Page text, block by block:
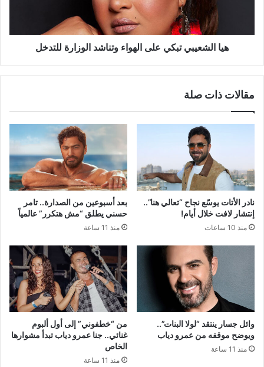
هيا الشعيبي تبكي على الهواء وتناشد الوزارة للتدخل
مقالات ذات صلة
نادر الأتات يوسّع نجاح “تعالي هنا”..
إنتشار لافت خلال أيام!
منذ 10 ساعات
بعد أسبوعين من الصدارة.. تامر
حسني يطلق “مش هتكرر” عالمياً
منذ 11 ساعة
وائل جسار ينتقد “لولا البنات”..
ويوضح موقفه من عمرو دياب
منذ 11 ساعة
من “خطفوني” إلى أول ألبوم
غنائي.. جنا عمرو دياب تبدأ مشوارها
الخاص
منذ 11 ساعة